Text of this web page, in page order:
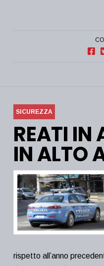
SICUREZZA
REATI IN
IN ALTO
rispetto all’anno